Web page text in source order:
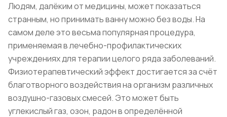
Людям, далёким от медицины, может показаться
странным, но принимать ванну можно без воды. На
самом деле это весьма популярная процедура,
применяемая в лечебно-профилактических
учреждениях для терапии целого ряда заболеваний.
Физиотерапевтический эффект достигается за счёт
благотворного воздействия на организм различных
воздушно-газовых смесей. Это может быть
углекислый газ, озон, радон в определённой